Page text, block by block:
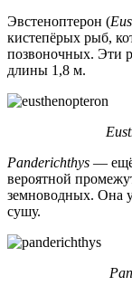
Эвстеноптерон (
кистепёрых рыб,
позвоночных. Эти
длины 1,8 м.
Panderichthys — ещё
вероятной
земноводных. Она
сушу.